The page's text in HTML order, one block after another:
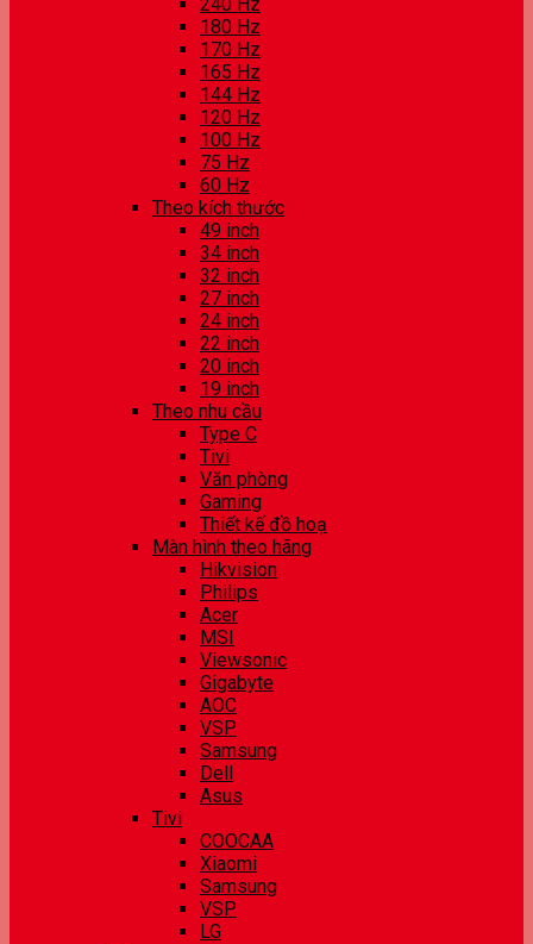
180 Hz
170 Hz
165 Hz
144 Hz
120 Hz
100 Hz
75 Hz
60 Hz
Theo kích thước
49 inch
34 inch
32 inch
27 inch
24 inch
22 inch
20 inch
19 inch
Theo nhu cầu
Type C
Tivi
Văn phòng
Gaming
Thiết kế đồ hoạ
Màn hình theo hãng
Hikvision
Philips
Acer
MSI
Viewsonic
Gigabyte
AOC
VSP
Samsung
Dell
Asus
Tivi
COOCAA
Xiaomi
Samsung
VSP
LG